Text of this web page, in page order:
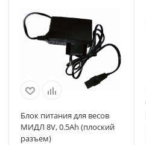
Блок питания для весов
МИДЛ 8V, 0.5Аh (плоский
разъем)